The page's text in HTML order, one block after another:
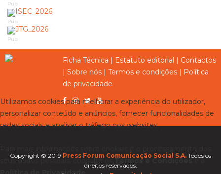
Pub
Pub
Pub
Ficha Técnica | Estatuto editorial | Contactos
| Sobre nós | Termos e condições | Política
de privacidade
Copyright © 2019 Press Forum Comunicação Social S.A. Todos os
direitos reservados.
Utilizamos cookies para melhorar a experiência do utilizador,
personalizar conteúdo e anúncios, fornecer funcionalidades de
redes sociais e analisar o tráfego nos websites.
seus dados pessoais, consulte osTermos e Condiçõese a